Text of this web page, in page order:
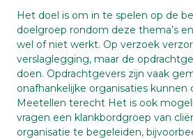
Het doel is om in te spelen op de
doelgroep rondom deze thema’s
wel of niet werkt. Op verzoek
verslaglegging, maar de
doen. Opdrachtgevers zijn vaak
onafhankelijke organisaties kunnen
Meetellen terecht Het is ook
vragen een klankbordgroep van
organisatie te begeleiden,